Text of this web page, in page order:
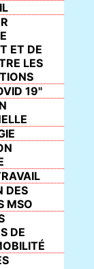
ET DE
LES
19"
DES
MSO
DE